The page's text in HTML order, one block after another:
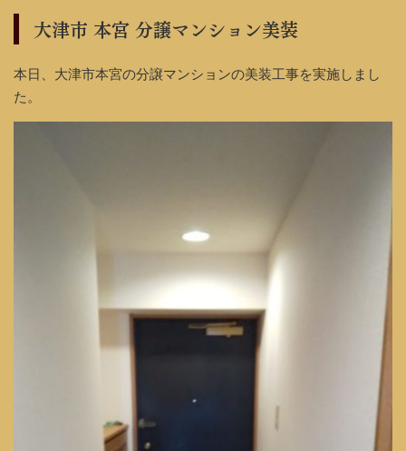
大津市 本宮 分譲マンション美装
本日、大津市本宮の分譲マンションの美装工事を実施しまし
た。